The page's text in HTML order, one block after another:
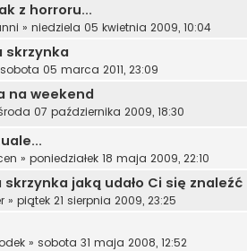
z horroru...
» niedziela 05 kwietnia 2009, 10:04
skrzynka
sobota 05 marca 2011, 23:09
na weekend
07 października 2009, 18:30
» poniedziałek 18 maja 2009, 22:10
skrzynka jaką udało Ci się znaleźć
» piątek 21 sierpnia 2009, 23:25
» sobota 31 maja 2008, 12:52